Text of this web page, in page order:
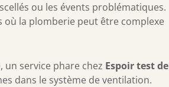
ou les évents problématiques.
la plomberie peut être complexe
un service phare chez Espoir test de
dans le système de ventilation.